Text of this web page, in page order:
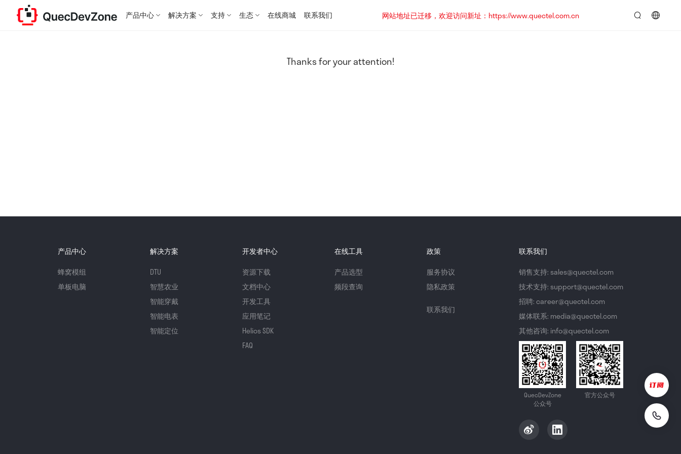
产品中心 解决方案 支持 生态 在线商城 联系我们
网站地址已迁移，欢迎访问新址：https://www.quectel.com.cn
Thanks for your attention!
产品中心
蜂窝模组
单板电脑
解决方案
DTU
智慧农业
智能穿戴
智能电表
智能定位
开发者中心
资源下载
文档中心
开发工具
应用笔记
Helios SDK
FAQ
在线工具
产品选型
频段查询
政策
服务协议
隐私政策
联系我们
联系我们
销售支持: sales@quectel.com
技术支持: support@quectel.com
招聘: career@quectel.com
媒体联系: media@quectel.com
其他咨询: info@quectel.com
QuecDevZone
公众号
官方公众号